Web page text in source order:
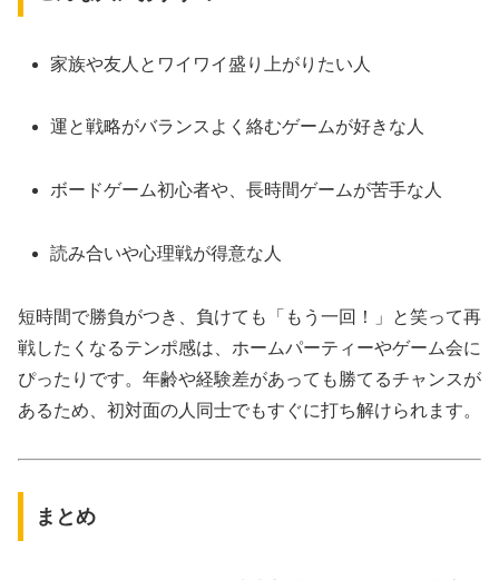
家族や友人とワイワイ盛り上がりたい人
運と戦略がバランスよく絡むゲームが好きな人
ボードゲーム初心者や、長時間ゲームが苦手な人
読み合いや心理戦が得意な人
短時間で勝負がつき、負けても「もう一回！」と笑って再
戦したくなるテンポ感は、ホームパーティーやゲーム会に
ぴったりです。年齢や経験差があっても勝てるチャンスが
あるため、初対面の人同士でもすぐに打ち解けられます。
まとめ